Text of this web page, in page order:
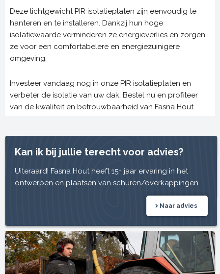
Deze lichtgewicht PIR isolatieplaten zijn eenvoudig te
hanteren en te installeren. Dankzij hun hoge
isolatiewaarde verminderen ze energieverlies en zorgen
ze voor een comfortabelere en energiezuinigere
omgeving.
Investeer vandaag nog in onze PIR isolatieplaten en
verbeter de isolatie van uw dak. Bestel nu en profiteer
van de kwaliteit en betrouwbaarheid van Fasna Hout.
Kan ik bij jullie terecht voor advies?
Uiteraard! Fasna Hout heeft 15+ jaar ervaring in het
ontwerpen en plaatsen van schuren/overkappingen.
Naar advies